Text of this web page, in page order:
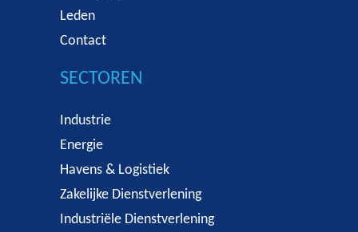
Leden
Contact
SECTOREN
Industrie
Energie
Havens & Logistiek
Zakelijke Dienstverlening
Industriële Dienstverlening